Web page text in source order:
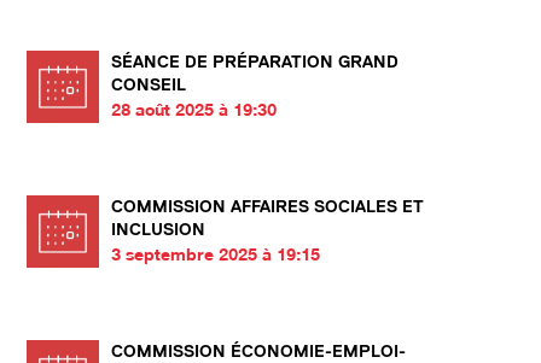
SÉANCE DE PRÉPARATION GRAND
CONSEIL
28 août 2025 à 19:30
COMMISSION AFFAIRES SOCIALES ET
INCLUSION
3 septembre 2025 à 19:15
COMMISSION ÉCONOMIE-EMPLOI-